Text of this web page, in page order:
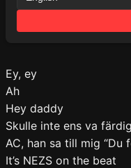
Ey, ey
Ah
Hey daddy
Skulle inte ens va färdig
AC, han sa till mig
It’s NEZS on the beat